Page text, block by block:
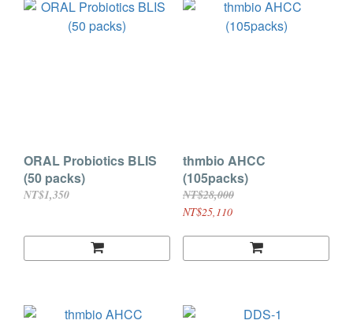
ORAL Probiotics BLIS
(50 packs)
NT$1,350
thmbio AHCC
(105packs)
NT$28,000
NT$25,110